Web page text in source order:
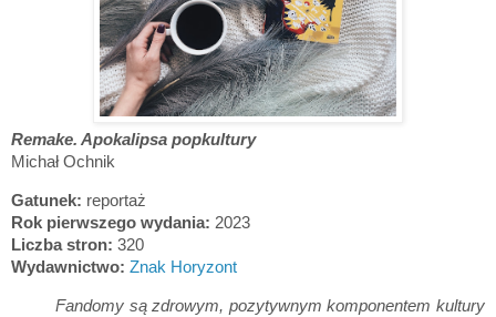
Remake. Apokalipsa popkultury
Michał Ochnik
Gatunek: reportaż
Rok pierwszego wydania: 2023
Liczba stron: 320
Wydawnictwo: Znak Horyzont
Fandomy są zdrowym, pozytywnym komponentem kultury